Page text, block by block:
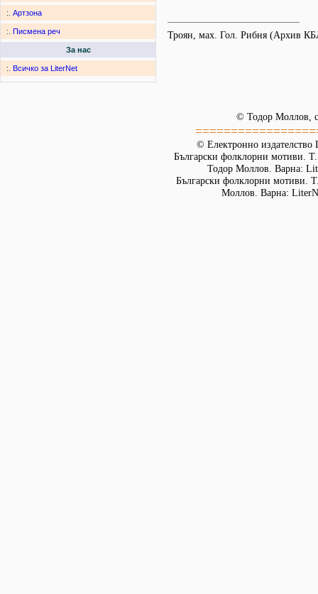
:. Артзона
:. Писмена реч
За нас
:. Всичко за LiterNet
Троян, мах. Гол. Рибня (Архив
© Тодор Моллов,
© Електронно издателство
Български фолклорни мотиви.
Тодор Моллов. Варна:
Български фолклорни мотиви.
Моллов. Варна: